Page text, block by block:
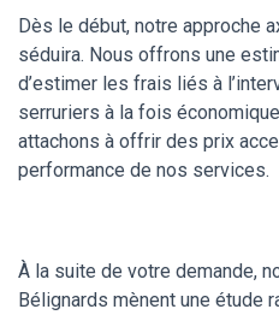
Dès le début, notre approche
séduira. Nous offrons une
d’estimer les frais liés à
serruriers à la fois
attachons à offrir des prix
performance de nos services.
À la suite de votre demande,
Bélignards mènent une étude